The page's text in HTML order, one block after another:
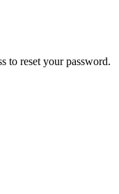
to reset your password.